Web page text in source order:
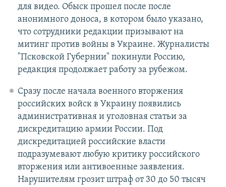
для видео. Обыск прошел после после
анонимного доноса, в котором было указано,
что сотрудники редакции призывают на
митинг против войны в Украине. Журналисты
"Псковской Губернии" покинули Россию,
редакция продолжает работу за рубежом.
Сразу после начала военного вторжения
российских войск в Украину появились
административная и уголовная статьи за
дискредитацию армии России. Под
дискредитацией российские власти
подразумевают любую критику российского
вторжения или антивоенные заявления.
Нарушителям грозит штраф от 30 до 50 тысяч